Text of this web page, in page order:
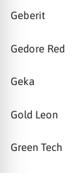
Geberit
Gedore Red
Geka
Gold Leon
Green Tech